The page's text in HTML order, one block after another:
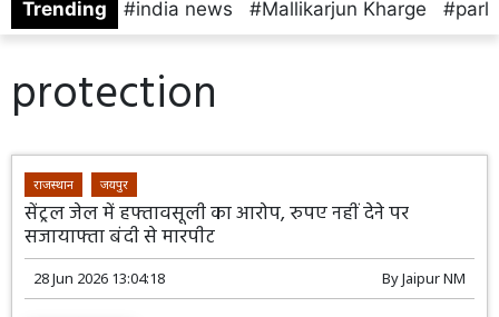
Trending india news Mallikarjun Kharge
protection
राजस्थान जयपुर
सेंट्रल जेल में हफ्तावसूली का आरोप, रुपए नहीं देने पर
सजायाफ्ता बंदी से मारपीट
28 Jun 2026 13:04:18 ByJaipur NM